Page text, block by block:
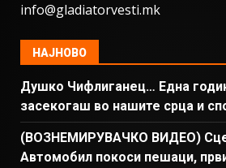
info@gladiatorvesti.mk
НАЈНОВО
Душко Чифлиганец… Eдна
засекогаш во нашите срца и
(ВОЗНЕМИРУВАЧКО ВИДЕО)
Автомобил покоси пешаци,